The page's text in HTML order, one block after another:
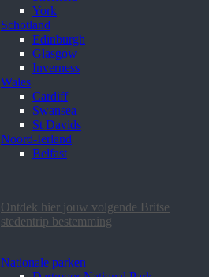
York
Schotland
Edinburgh
Glasgow
Inverness
Wales
Cardiff
Swansea
St Davids
Noord-Ierland
Belfast
Ontdek hier jouw volgende Britse
stedentrip bestemming
Nationale parken